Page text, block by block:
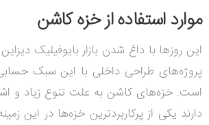
موارد استفاده از خزه کاشن
این روزها با داغ شدن بازار بایوفیلیک
پروژه‌های طراحی داخلی با این سبک
است. خزه‌های کاشن به علت تنوع زیاد و
دارند یکی از پرکاربردترین خزه‌ها در این